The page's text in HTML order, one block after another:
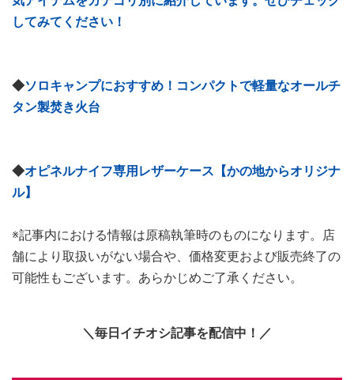
してみてください！
◆ソロキャンプにおすすめ！コンパクトで軽量なオールチ
タン製焚き火台
◆オピネルナイフ専用レザーケース【かの地からオリジナ
ル】
※記事内における情報は原稿執筆時のものになります。店
舗により取扱いがない場合や、価格変更および販売終了の
可能性もございます。あらかじめご了承ください。
＼毎日イチオシ記事を配信中！／